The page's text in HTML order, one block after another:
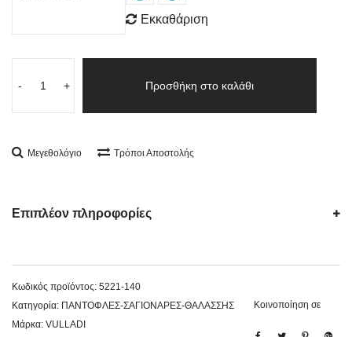
Εκκαθάριση
- + Προσθήκη στο καλάθι
Μεγεθολόγιο Τρόποι Αποστολής
Επιπλέον πληροφορίες
Κωδικός προϊόντος: 5221-140
Κατηγορία: ΠΑΝΤΟΦΛΕΣ-ΣΑΓΙΟΝΑΡΕΣ-ΘΑΛΑΣΣΗΣ
Μάρκα: VULLADI
Κοινοποίηση σε